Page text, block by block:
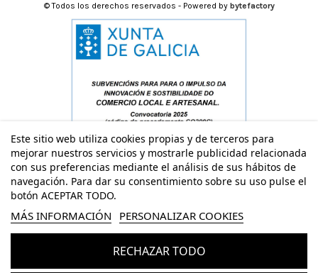
Este sitio web utiliza cookies propias y de terceros para
mejorar nuestros servicios y mostrarle publicidad relacionada
con sus preferencias mediante el análisis de sus hábitos de
navegación. Para dar su consentimiento sobre su uso pulse el
botón ACEPTAR TODO.
MÁS INFORMACIÓN PERSONALIZAR COOKIES
RECHAZAR TODO
© Todos los derechos reservados - Powered by bytefactory